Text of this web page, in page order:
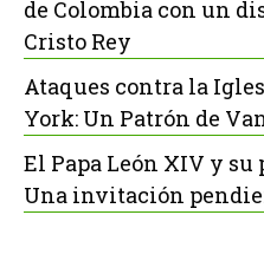
de Colombia con un
Cristo Rey
Ataques contra la
York: Un Patrón de
El Papa León XIV y
Una invitación